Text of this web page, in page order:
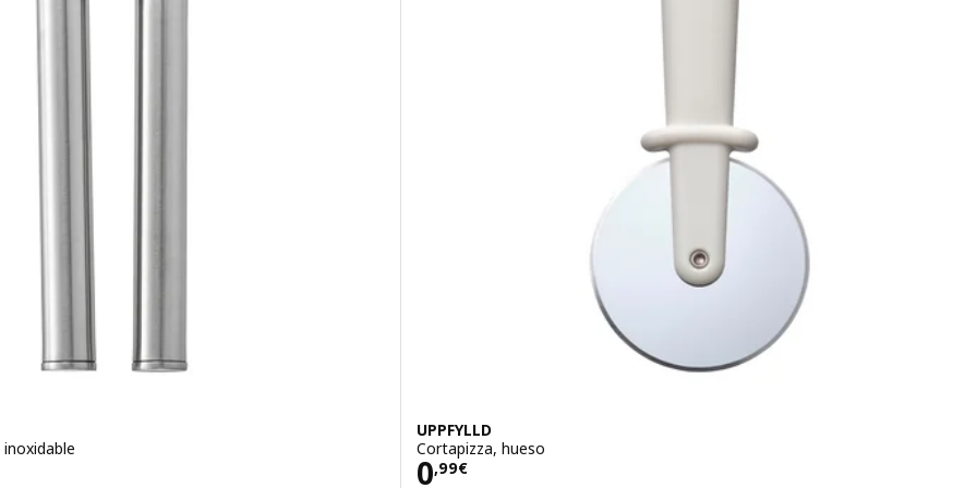
UPPFYLLD
Cortapizza, hueso
0,99€
Precio 0,99€